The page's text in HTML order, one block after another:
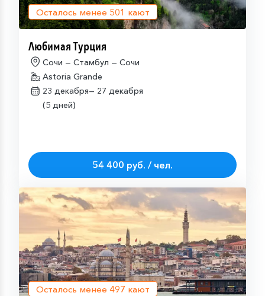
Осталось менее 501 кают
Любимая Турция
Сочи — Стамбул — Сочи
Astoria Grande
23 декабря— 27 декабря
(5 дней)
54 400 руб. / чел.
Осталось менее 497 кают